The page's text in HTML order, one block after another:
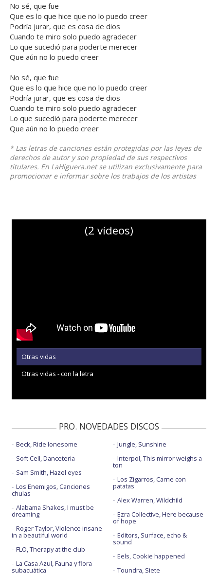
No sé, que fue
Que es lo que hice que no lo puedo creer
Podría jurar, que es cosa de dios
Cuando te miro solo puedo agradecer
Lo que sucedió para poderte merecer
Que aún no lo puedo creer
No sé, que fue
Que es lo que hice que no lo puedo creer
Podría jurar, que es cosa de dios
Cuando te miro solo puedo agradecer
Lo que sucedió para poderte merecer
Que aún no lo puedo creer
* Las letras de canciones están protegidas por las leyes de
derechos de autor y son propiedad de sus respectivos
titulares. En LaHiguera.net se utilizan exclusivamente para
promocionar e informar sobre los trabajos de los artistas
(2 vídeos)
Otras vidas
Otras vidas - con la letra
PRO. NOVEDADES DISCOS
Beck, Ride lonesome
Soft Cell, Danceteria
Sam Smith, Hazel eyes
Los Enemigos, Canciones
chulas
Alabama Shakes, I must be
dreaming
Roger Taylor, Violence insane
in a beautiful world
FLO, Therapy at the club
La Casa Azul, Fauna y flora
subacuática
Jungle, Sunshine
Interpol, This mirror weighs a
ton
Los Zigarros, Carne con
patatas
Alex Warren, Wildchild
Ezra Collective, Here because
of hope
Editors, Surface, echo &
sound
Eels, Cookie happened
Toundra, Siete